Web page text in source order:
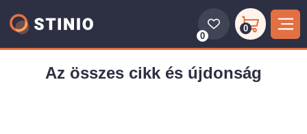
0
0
Az összes cikk és újdonság